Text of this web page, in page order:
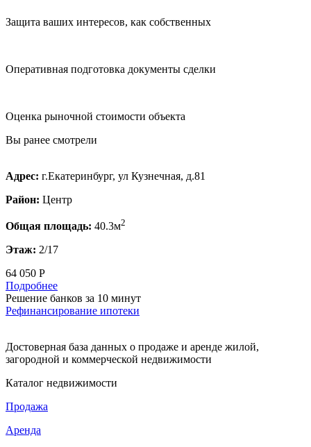
Защита ваших интересов, как собственных
Оперативная подготовка документы сделки
Оценка рыночной стоимости объекта
Вы ранее смотрели
Адрес: г.Екатеринбург, ул Кузнечная, д.81
Район: Центр
Общая площадь: 40.3м2
Этаж: 2/17
64 050 Р
Подробнее
Решение банков за 10 минут
Рефинансирование ипотеки
Достоверная база данных о продаже и аренде жилой,
загородной и коммерческой недвижимости
Каталог недвижимости
Продажа
Аренда